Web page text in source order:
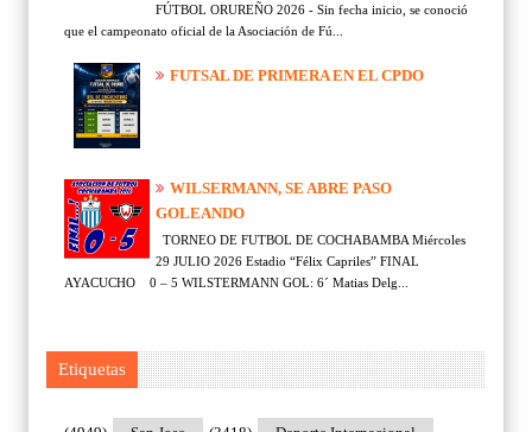
FÚTBOL ORUREÑO 2026 - Sin fecha inicio, se conoció
que el campeonato oficial de la Asociación de Fú...
FUTSAL DE PRIMERA EN EL CPDO
WILSERMANN, SE ABRE PASO
GOLEANDO
TORNEO DE FUTBOL DE COCHABAMBA Miércoles
29 JULIO 2026 Estadio “Félix Capriles” FINAL
AYACUCHO 0 – 5 WILSTERMANN GOL: 6´ Matias Delg...
Etiquetas